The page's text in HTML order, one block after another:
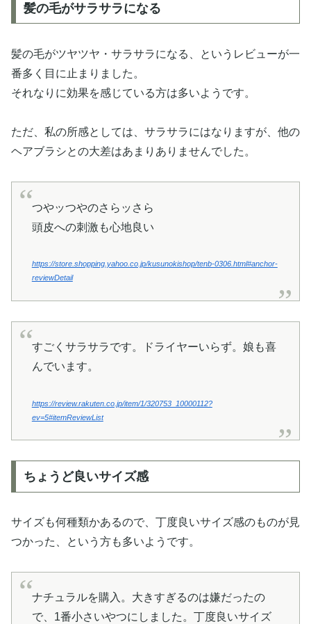
髪の毛がサラサラになる
髪の毛がツヤツヤ・サラサラになる、というレビューが一
番多く目に止まりました。
それなりに効果を感じている方は多いようです。
ただ、私の所感としては、サラサラにはなりますが、他の
ヘアブラシとの大差はあまりありませんでした。
つやッつやのさらッさら
頭皮への刺激も心地良い
https://store.shopping.yahoo.co.jp/kusunokishop/tenb-0306.html#anchor-
reviewDetail
すごくサラサラです。ドライヤーいらず。娘も喜
んでいます。
https://review.rakuten.co.jp/item/1/320753_10000112?
ev=5#itemReviewList
ちょうど良いサイズ感
サイズも何種類かあるので、丁度良いサイズ感のものが見
つかった、という方も多いようです。
ナチュラルを購入。大きすぎるのは嫌だったの
で、1番小さいやつにしました。丁度良いサイズ